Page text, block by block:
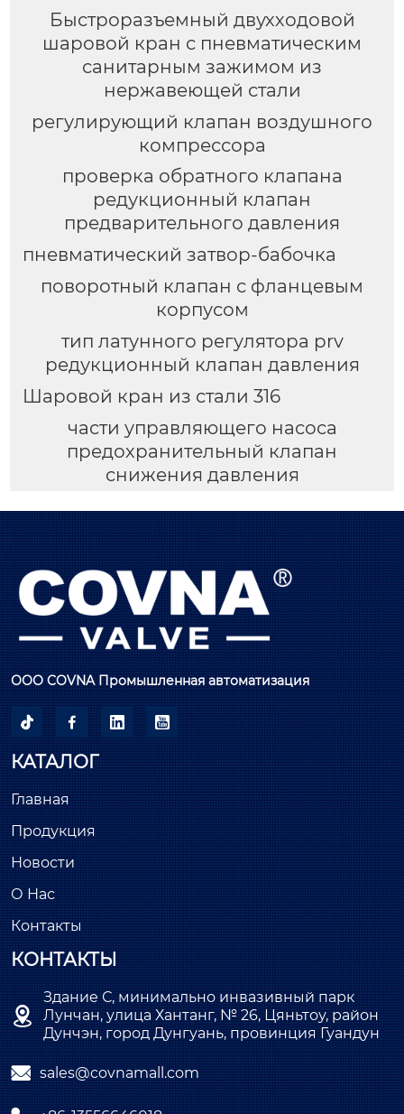
Быстроразъемный двухходовой
шаровой кран с пневматическим
санитарным зажимом из
нержавеющей стали
регулирующий клапан воздушного
компрессора
проверка обратного клапана
редукционный клапан
предварительного давления
пневматический затвор-бабочка
поворотный клапан с фланцевым
корпусом
тип латунного регулятора prv
редукционный клапан давления
Шаровой кран из стали 316
части управляющего насоса
предохранительный клапан
снижения давления
ООО COVNA Промышленная автоматизация
   
КАТАЛОГ
Главная
Продукция
Новости
О Нас
Контакты
КОНТАКТЫ

Здание С, минимально инвазивный парк
Лунчан, улица Хантанг, № 26, Цяньтоу, район
Дунчэн, город Дунгуань, провинция Гуандун
 sales@covnamall.com